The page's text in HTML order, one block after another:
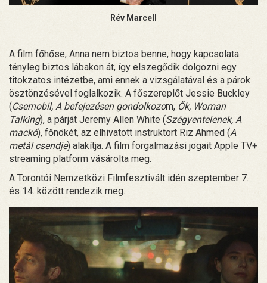
Rév Marcell
A film főhőse, Anna nem biztos benne, hogy kapcsolata
tényleg biztos lábakon át, így elszegődik dolgozni egy
titokzatos intézetbe, ami ennek a vizsgálatával és a párok
ösztönzésével foglalkozik. A főszereplőt Jessie Buckley
(Csernobil, A befejezésen gondolkozom, Ők, Woman
Talking), a párját Jeremy Allen White (Szégyentelenek, A
mackó), főnökét, az elhivatott instruktort Riz Ahmed (A
metál csendje) alakítja. A film forgalmazási jogait Apple TV+
streaming platform vásárolta meg.
A Torontói Nemzetközi Filmfesztivált idén szeptember 7.
és 14. között rendezik meg.